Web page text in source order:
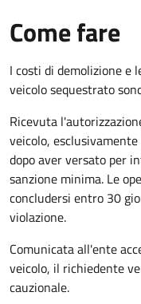
Come fare
I costi di demolizione e
veicolo sequestrato
Ricevuta
veicolo,
dopo aver versato per
sanzione minima. Le
concludersi entro 30
violazione.
Comunicata all'ente
veicolo, il richiedente
cauzionale.